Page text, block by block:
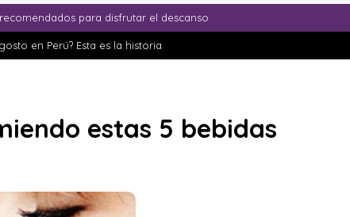
para disfrutar el descanso
en Perú? Esta es la historia
estas 5 bebidas